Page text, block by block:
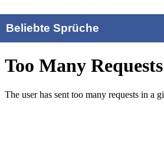
Beliebte Sprüche